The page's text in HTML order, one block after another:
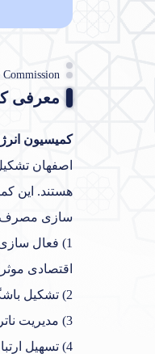
معرفی
کمیسیون
اصفهان
هستند. این
سازی مصرف
1) فعال
اقتصادی موثر
2) تشکیل باشگاه مدیران انرژی صنایع استان
3) مدیریت ناترازی انرژی استان اصفهان و ارائه پیشنهاد به مراجع ذیربط
4) تسهیل ارتباط میان صنایع و شرکت‌های دانش بنیان محور